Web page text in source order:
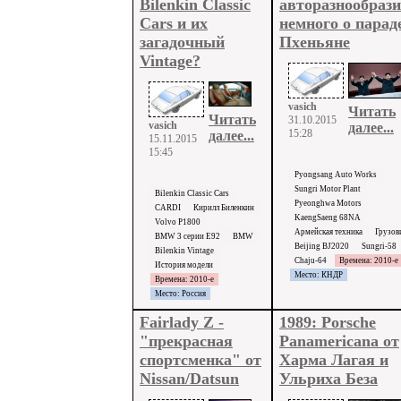
Bilenkin Classic
Cars и их
загадочный
Vintage?
vasich
15.11.2015
15:45
Читать
далее...
Bilenkin Classic Cars
CARDI
Кирилл Биленкин
Volvo P1800
BMW 3 серии E92
BMW
Bilenkin Vintage
История модели
Времена: 2010-е
Место: Россия
немного о
Пхеньяне
vasich
31.10.2015
15:28
Читать
далее...
Pyongsang Auto Works
Sungri Motor Plant
Pyeonghwa Motors
KaengSaeng 68NA
Армейская техника
Beijing BJ2020
Sungri-58
Chaju-64
Времена: 2010-е
Место: КНДР
Fairlady Z -
"прекрасная
спортсменка" от
Nissan/Datsun
1989: Porsche
Panamericana от
Харма Лагая и
Ульриха Беза